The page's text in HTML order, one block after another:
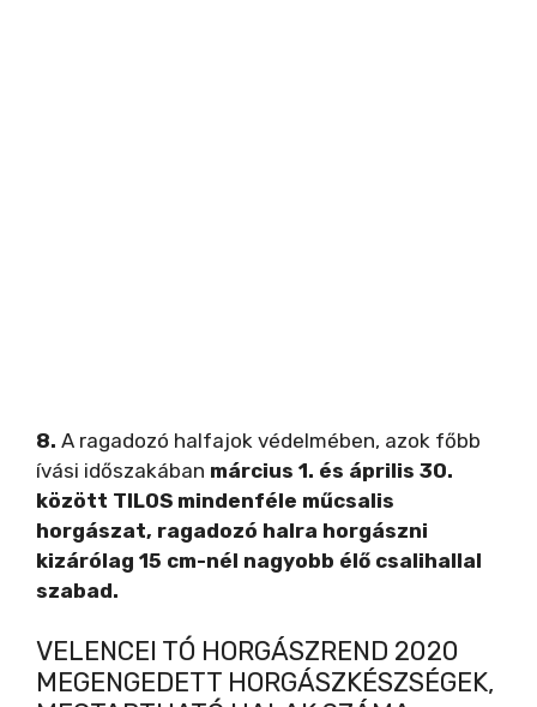
8. A ragadozó halfajok védelmében, azok főbb
ívási időszakában március 1. és április 30.
között TILOS mindenféle műcsalis
horgászat, ragadozó halra horgászni
kizárólag 15 cm-nél nagyobb élő csalihallal
szabad.
VELENCEI TÓ HORGÁSZREND 2020
MEGENGEDETT HORGÁSZKÉSZSÉGEK,